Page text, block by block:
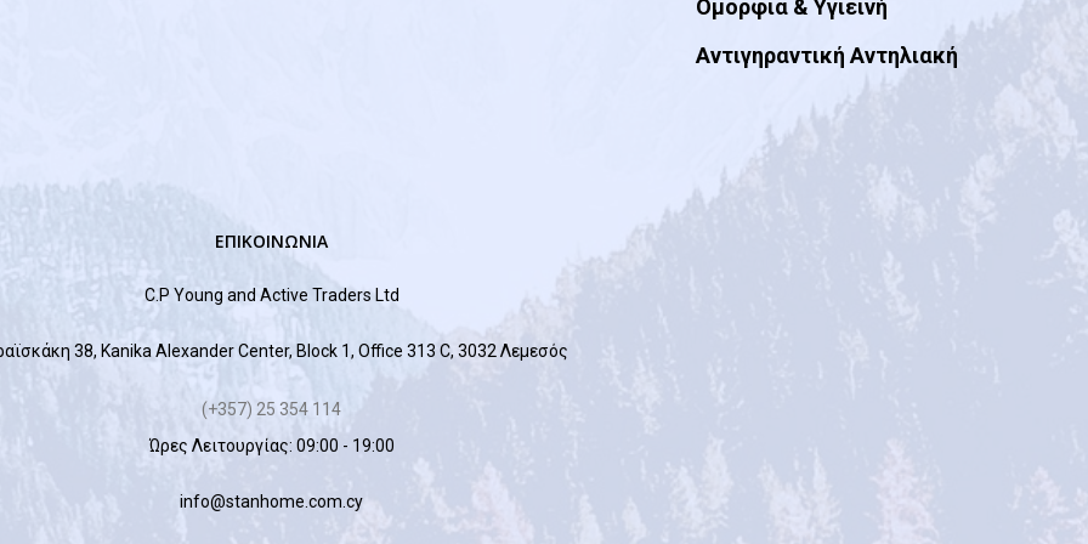
Ομορφιά & Yγιεινή
Αντιγηραντική Αντηλιακή
ΕΠΙΚΟΙΝΩΝΙΑ
C.P Young and Active Traders Ltd
38, Kanika Alexander Center, Block 1, Office 313 C, 3032 Λεμεσός
(+357) 25 354 114
Ώρες Λειτουργίας: 09:00 - 19:00
info@stanhome.com.cy